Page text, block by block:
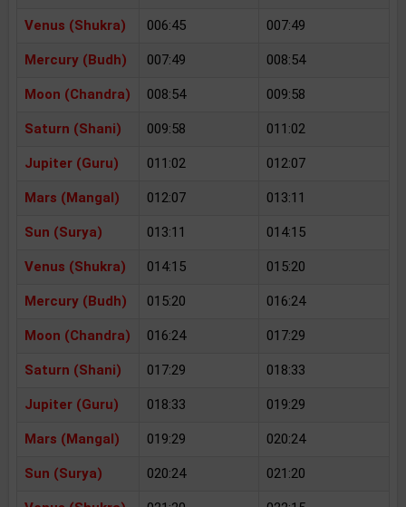
Venus (Shukra) 006:45 007:49
Mercury (Budh) 007:49 008:54
Moon (Chandra) 008:54 009:58
Saturn (Shani) 009:58 011:02
Jupiter (Guru) 011:02 012:07
Mars (Mangal) 012:07 013:11
Sun (Surya) 013:11 014:15
Venus (Shukra) 014:15 015:20
Mercury (Budh) 015:20 016:24
Moon (Chandra) 016:24 017:29
Saturn (Shani) 017:29 018:33
Jupiter (Guru) 018:33 019:29
Mars (Mangal) 019:29 020:24
Sun (Surya) 020:24 021:20